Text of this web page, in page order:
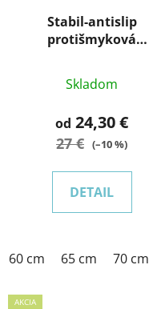
Stabil-antislip
protišmyková
Skladom
od 24,30 €
27 € (–10 %)
DETAIL
60 cm 65 cm 70 cm
AKCIA